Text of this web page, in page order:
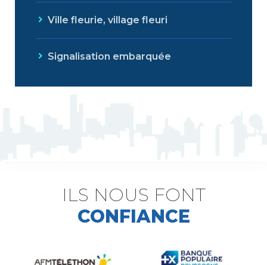
Ville fleurie, village fleuri
Signalisation embarquée
ILS NOUS FONT
CONFIANCE